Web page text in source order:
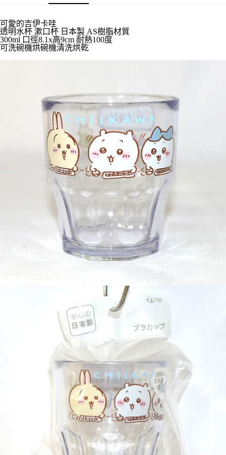
每筆NT$65，滿NT$999(含以上)免運費
7-11取貨付款
每筆NT$65，滿NT$999(含以上)免運費
每筆NT$100，滿NT$999(含以上)免運費
可愛的吉伊卡哇
透明水杯 漱口杯 日本製 AS樹脂材質
300ml 口徑8.1x高9cm 耐熱100度
可洗碗機烘碗機清洗烘乾